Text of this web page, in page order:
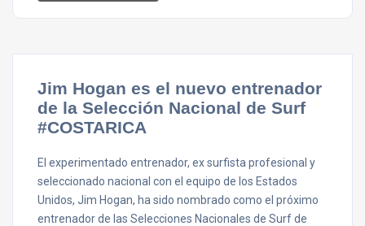
Jim Hogan es el nuevo entrenador
de la Selección Nacional de Surf
#COSTARICA
El experimentado entrenador, ex surfista profesional y
seleccionado nacional con el equipo de los Estados
Unidos, Jim Hogan, ha sido nombrado como el próximo
entrenador de las Selecciones Nacionales de Surf de